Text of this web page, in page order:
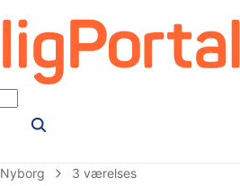
Nyborg 3 værelses